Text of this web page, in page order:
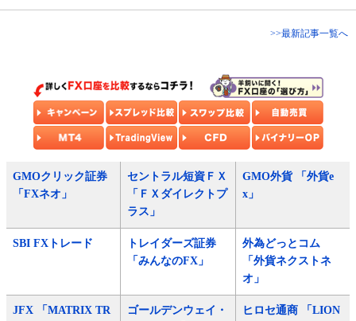
>>最新記事一覧へ
GMOクリック証券
「FXネオ」
セントラル短資ＦＸ
「ＦＸダイレクトプ
ラス」
GMO外貨 「外貨e
x」
SBI FXトレード
トレイダーズ証券
「みんなのFX」
外為どっとコム
「外貨ネクストネ
オ」
JFX 「MATRIX TR
ゴールデンウェイ・
ヒロセ通商 「LION